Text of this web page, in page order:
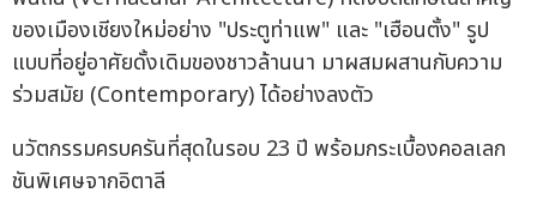
ของเมืองเชียงใหม่อย่าง "ประตูท่าแพ" และ "เฮือนตั้ง" รูป
แบบที่อยู่อาศัยดั้งเดิมของชาวล้านนา มาผสมผสานกับความ
ร่วมสมัย (Contemporary) ได้อย่างลงตัว
นวัตกรรมครบครันที่สุดในรอบ 23 ปี พร้อมกระเบื้องคอลเลก
ชันพิเศษจากอิตาลี